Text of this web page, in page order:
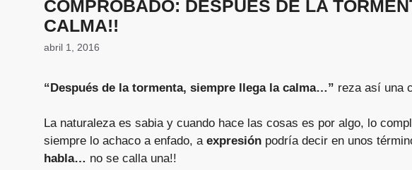
COMPROBADO: DESPUÉS DE LA
CALMA!!
abril 1, 2016
“Después de la tormenta, siempre llega la calma…” reza así una
La naturaleza es sabia y cuando hace las cosas es por algo, lo
siempre lo achaco a enfado, a expresión podría decir en unos
habla… no se calla una!!